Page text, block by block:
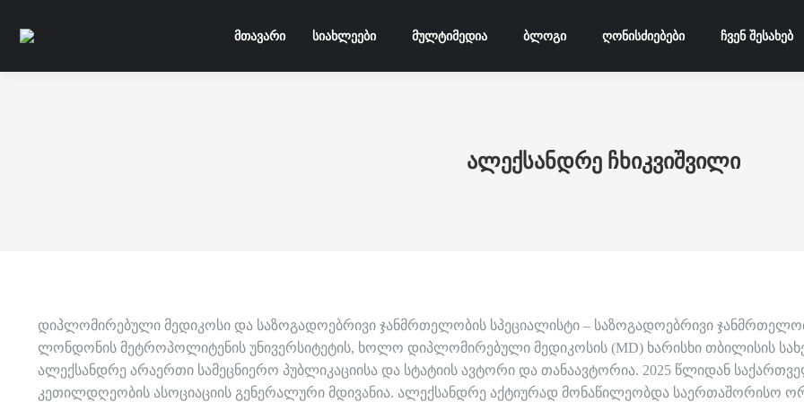
მთავარი სიახლეები მულტიმედია ბლოგი ღონისძიებები ჩვენ შესახებ
ალექსანდრე ჩხიკვიშვილი
დიპლომირებული მედიკოსი და საზოგადოებრივი ჯანმრთელობის სპეციალისტი – საზოგადოებრივი
ლონდონის მეტროპოლიტენის უნივერსიტეტის, ხოლო დიპლომირებული მედიკოსის (MD) ხარისხი თბილისის
ალექსანდრე არაერთი სამეცნიერო პუბლიკაციისა და სტატიის ავტორი და თანაავტორია. 2025 წლიდან
კეთილდღეობის ასოციაციის გენერალური მდივანია. ალექსანდრე აქტიურად მონაწილეობდა საერთაშორისო